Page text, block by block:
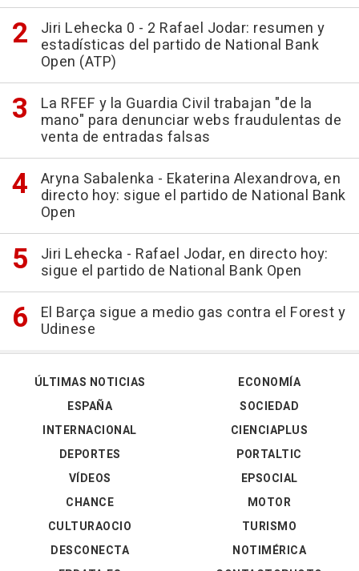
Jiri Lehecka 0 - 2 Rafael Jodar: resumen y
estadísticas del partido de National Bank
Open (ATP)
La RFEF y la Guardia Civil trabajan "de la
mano" para denunciar webs fraudulentas de
venta de entradas falsas
Aryna Sabalenka - Ekaterina Alexandrova, en
directo hoy: sigue el partido de National Bank
Open
Jiri Lehecka - Rafael Jodar, en directo hoy:
sigue el partido de National Bank Open
El Barça sigue a medio gas contra el Forest y
Udinese
ÚLTIMAS NOTICIAS
ESPAÑA
INTERNACIONAL
DEPORTES
VÍDEOS
ECONOMÍA
SOCIEDAD
CIENCIAPLUS
PORTALTIC
EPSOCIAL
CHANCE
CULTURAOCIO
DESCONECTA
MOTOR
TURISMO
NOTIMÉRICA